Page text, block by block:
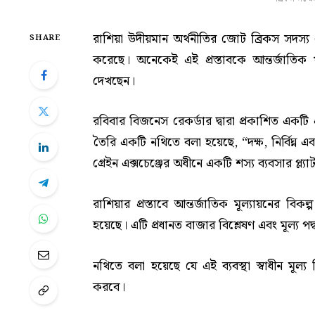
SHARE
রাশিয়া উদীয়মান অর্থনীতির জোট ব্রিকস সদস্য
করেছে। অনেকেই এই প্রস্তাবকে আন্তর্জাতিক
দেখছেন।
রবিবার বিজনেস রেকর্ডার দ্বারা প্রকাশিত
তৈরি একটি নথিতে বলা হয়েছে, “দক্ষ, নির্বিঘ্ন
গ্রেইন এক্সচেঞ্জের অধীনে একটি শস্য ব্যবসার
রাশিয়ার প্রস্তাবে আন্তর্জাতিক মূল্যায়নের
হয়েছে। এটি প্রধানত বাজার বিশ্লেষণ এবং মূল্য
নথিতে বলা হয়েছে যে এই ব্যবস্থা স্বাধীন
করবে।